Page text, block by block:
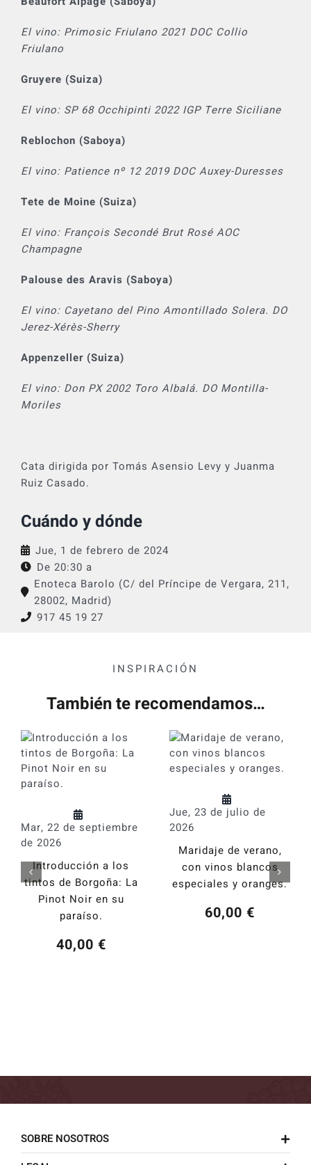
El vino: Primosic Friulano 2021 DOC Collio
Friulano
Gruyere (Suiza)
El vino: SP 68 Occhipinti 2022 IGP Terre Siciliane
Reblochon (Saboya)
El vino: Patience nº 12 2019 DOC Auxey-Duresses
Tete de Moine (Suiza)
El vino: François Secondé Brut Rosé AOC
Champagne
Palouse des Aravis (Saboya)
El vino: Cayetano del Pino Amontillado Solera. DO
Jerez-Xérès-Sherry
Appenzeller (Suiza)
El vino: Don PX 2002 Toro Albalá. DO Montilla-
Moriles
Cata dirigida por Tomás Asensio Levy y Juanma
Ruiz Casado.
Cuándo y dónde
Jue, 1 de febrero de 2024
De 20:30 a
Enoteca Barolo (C/ del Príncipe de Vergara, 211,
28002, Madrid)
917 45 19 27
INSPIRACIÓN
También te recomendamos…
Mar, 22 de septiembre
de 2026
Introducción a los
tintos de Borgoña: La
Pinot Noir en su
paraíso.
40,00 €
Jue, 23 de julio de
2026
Maridaje de verano,
con vinos blancos
especiales y oranges.
60,00 €
SOBRE NOSOTROS